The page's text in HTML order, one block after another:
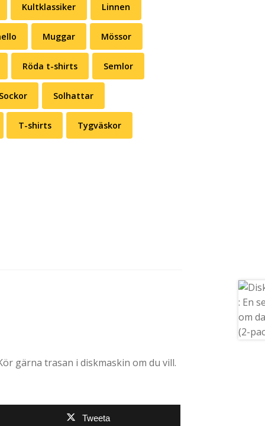
Kultklassiker Linnen
Muggar Mössor
Röda t-shirts Semlor
Sockor Solhattar
T-shirts Tygväskor
gärna trasan i diskmaskin om du vill.
Tweeta